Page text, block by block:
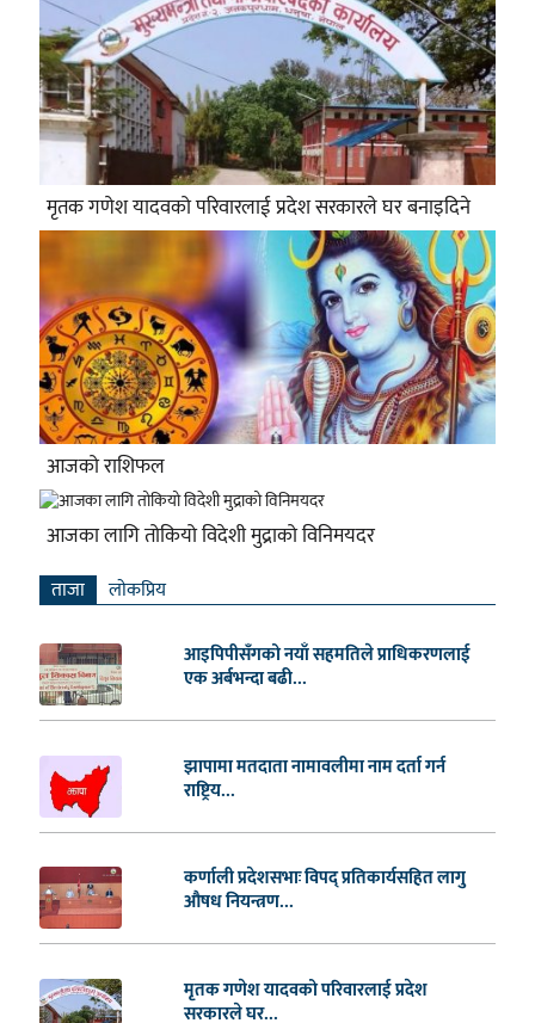
मृतक गणेश यादवको परिवारलाई प्रदेश सरकारले घर बनाइदिने
आजको राशिफल
आजका लागि तोकियो विदेशी मुद्राको विनिमयदर
ताजा लाेकप्रिय
आइपिपीसँगको नयाँ सहमतिले प्राधिकरणलाई
एक अर्बभन्दा बढी...
झापामा मतदाता नामावलीमा नाम दर्ता गर्न
राष्ट्रिय...
कर्णाली प्रदेशसभाः विपद् प्रतिकार्यसहित लागु
औषध नियन्त्रण...
मृतक गणेश यादवको परिवारलाई प्रदेश
सरकारले घर...